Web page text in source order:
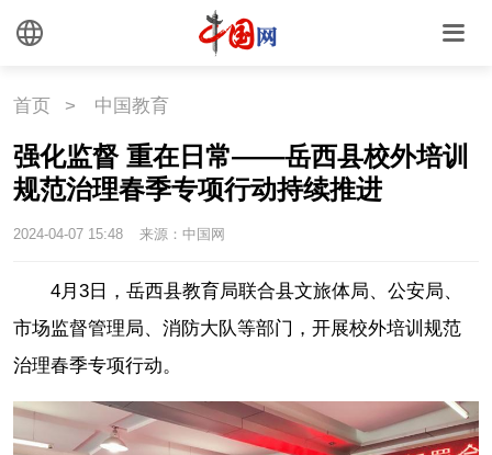
首页 > 中国教育
强化监督 重在日常——岳西县校外培训
规范治理春季专项行动持续推进
2024-04-07 15:48 来源：中国网
4月3日，岳西县教育局联合县文旅体局、公安局、
市场监督管理局、消防大队等部门，开展校外培训规范
治理春季专项行动。